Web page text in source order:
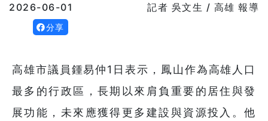
2026-06-01 記者 吳文生 / 高雄 報導
分享
高雄市議員鍾易仲1日表示，鳳山作為高雄人口
最多的行政區，長期以來肩負重要的居住與發
展功能，未來應獲得更多建設與資源投入。他